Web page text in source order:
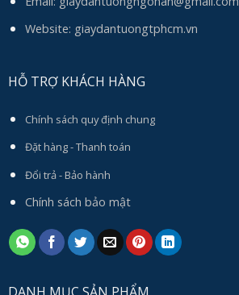
Website: giaydantuongtphcm.vn
HỖ TRỢ KHÁCH HÀNG
Chính sách quy định chung
Đặt hàng - Thanh toán
Đổi trả - Bảo hành
Chính sách bảo mật